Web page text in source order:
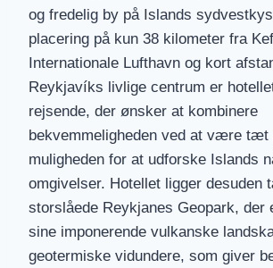
og fredelig by på Islands
placering på kun 38 kilometer fra
Internationale Lufthavn og kort
Reykjavíks livlige centrum er
rejsende, der ønsker at kombinere
bekvemmeligheden ved at være tæt
muligheden for at udforske Islands
omgivelser. Hotellet ligger desuden
storslåede Reykjanes Geopark, der
sine imponerende vulkanske
geotermiske vidundere, som giver